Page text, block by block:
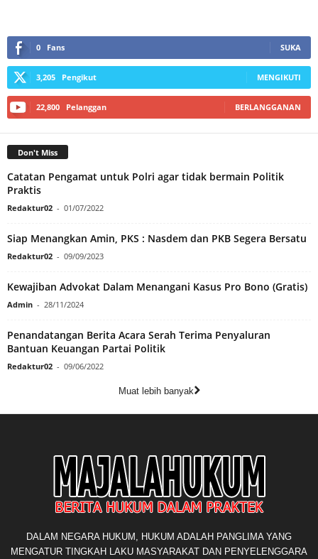
0 Fans SUKA
3,205 Pengikut MENGIKUTI
22,800 Pelanggan BERLANGGANAN
Don't Miss
Catatan Pengamat untuk Polri agar tidak bermain Politik
Praktis
Redaktur02 - 01/07/2022
Siap Menangkan Amin, PKS : Nasdem dan PKB Segera Bersatu
Redaktur02 - 09/09/2023
Kewajiban Advokat Dalam Menangani Kasus Pro Bono (Gratis)
Admin - 28/11/2024
Penandatangan Berita Acara Serah Terima Penyaluran
Bantuan Keuangan Partai Politik
Redaktur02 - 09/06/2022
Muat lebih banyak
DALAM NEGARA HUKUM, HUKUM ADALAH PANGLIMA YANG
MENGATUR TINGKAH LAKU MASYARAKAT DAN PENYELENGGARA